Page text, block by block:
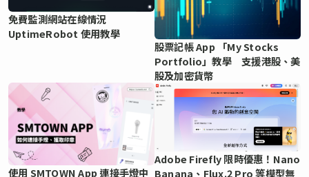
免費監測網站在線情況
UptimeRobot 使用教學
股票記帳 App 「My Stocks
Portfolio」教學 支援港股、美
股及加密貨幣
使用 SMTOWN App 連接手燈中
Adobe Firefly 限時優惠！Nano
Banana、Flux.2 Pro 等模型無